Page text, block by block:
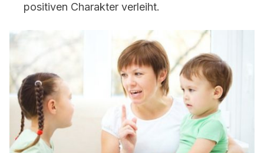
positiven Charakter verleiht.